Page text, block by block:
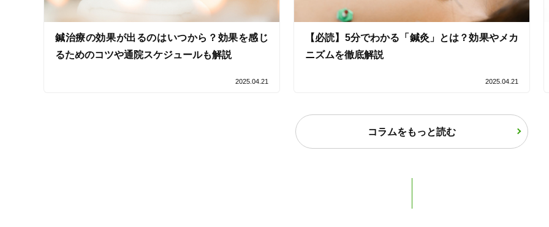
鍼治療の効果が出るのはいつから？効果を感じ
るためのコツや通院スケジュールも解説
2025.04.21
【必読】5分でわかる「鍼灸」とは？効果やメカ
ニズムを徹底解説
2025.04.21
コラムをもっと読む